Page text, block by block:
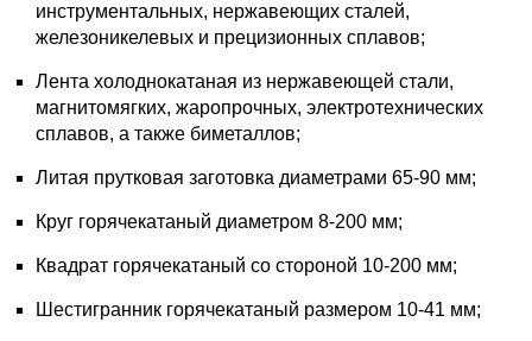
инструментальных, нержавеющих сталей,
железоникелевых и прецизионных сплавов;
Лента холоднокатаная из нержавеющей стали,
магнитомягких, жаропрочных, электротехнических
сплавов, а также биметаллов;
Литая прутковая заготовка диаметрами 65-90 мм;
Круг горячекатаный диаметром 8-200 мм;
Квадрат горячекатаный со стороной 10-200 мм;
Шестигранник горячекатаный размером 10-41 мм;